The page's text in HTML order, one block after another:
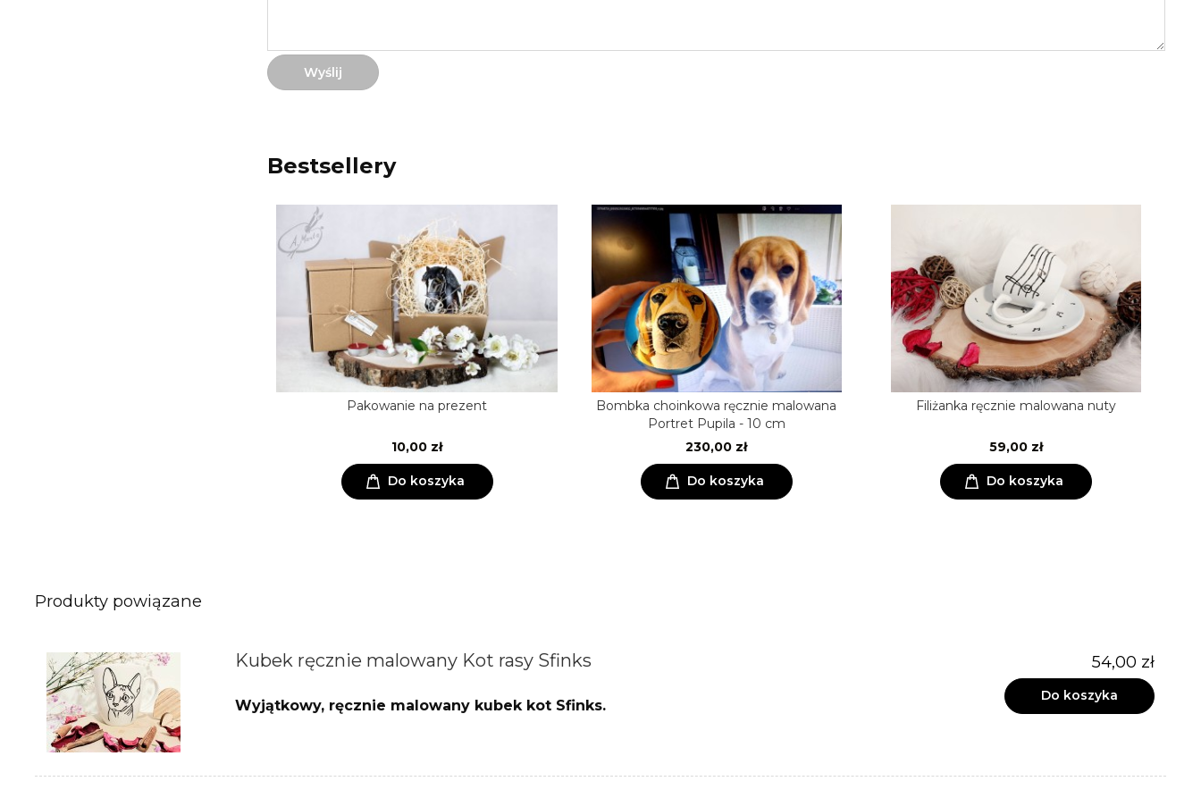
Wyślij
Bestsellery
Pakowanie na prezent
10,00 zł
Do koszyka
Bombka choinkowa ręcznie malowana
Portret Pupila - 10 cm
230,00 zł
Do koszyka
Filiżanka ręcznie malowana nuty
59,00 zł
Do koszyka
Produkty powiązane
Kubek ręcznie malowany Kot rasy Sfinks
Wyjątkowy, ręcznie malowany kubek kot Sfinks.
54,00 zł
Do koszyka